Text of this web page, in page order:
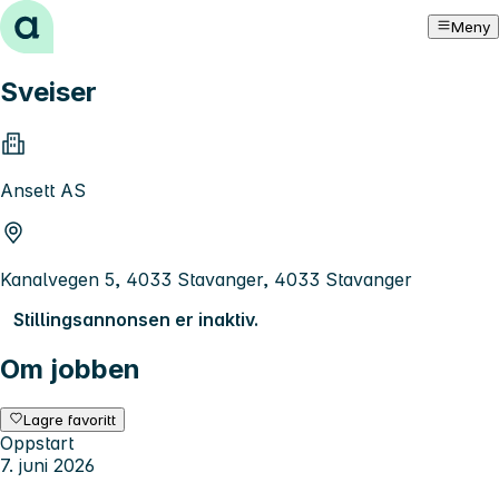
Hopp til innhold Meny
Sveiser
Ansett AS
Kanalvegen 5, 4033 Stavanger, 4033 Stavanger
Stillingsannonsen er inaktiv.
Om jobben
Lagre favoritt
Oppstart
7. juni 2026